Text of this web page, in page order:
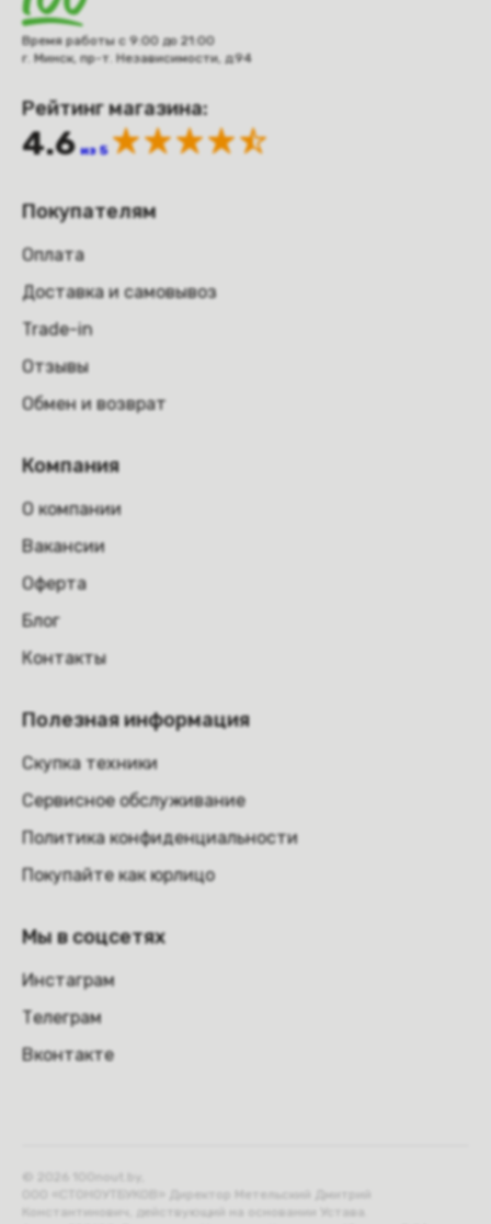
Время работы с 9:00 до 21:00
г. Минск, пр-т. Независимости, д.94
Рейтинг магазина:
4.6 из 5
Покупателям
Оплата
Доставка и самовывоз
Trade-in
Отзывы
Обмен и возврат
Компания
О компании
Вакансии
Оферта
Блог
Контакты
Полезная информация
Скупка техники
Сервисное обслуживание
Политика конфиденциальности
Покупайте как юрлицо
Мы в соцсетях
Инстаграм
Телеграм
Вконтакте
ООО «СТОНОУТБУКОВ» Директор Метельский Дмитрий
Константинович, действующий на основании Устава.